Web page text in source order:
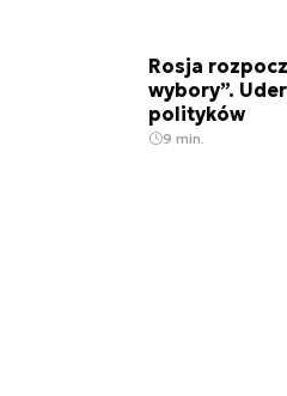
Rosja
wybory”.
polityków
9 min.